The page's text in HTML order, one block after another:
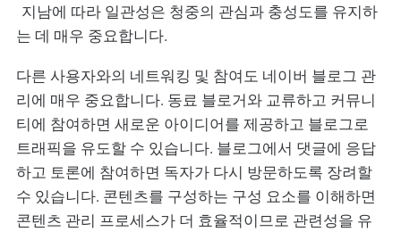
지남에 따라 일관성은 청중의 관심과 충성도를 유지하
는 데 매우 중요합니다.
다른 사용자와의 네트워킹 및 참여도 네이버 블로그 관
리에 매우 중요합니다. 동료 블로거와 교류하고 커뮤니
티에 참여하면 새로운 아이디어를 제공하고 블로그로
트래픽을 유도할 수 있습니다. 블로그에서 댓글에 응답
하고 토론에 참여하면 독자가 다시 방문하도록 장려할
수 있습니다. 콘텐츠를 구성하는 구성 요소를 이해하면
콘텐츠 관리 프로세스가 더 효율적이므로 관련성을 유